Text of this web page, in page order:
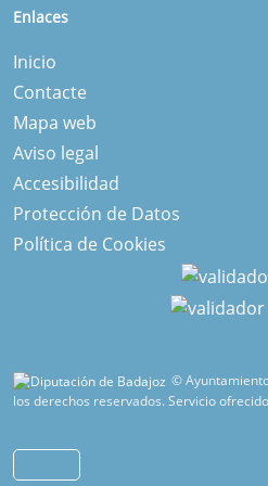
Enlaces
Inicio
Contacte
Mapa web
Aviso legal
Accesibilidad
Protección de Datos
Política de Cookies
©
los derechos reservados.Servicio